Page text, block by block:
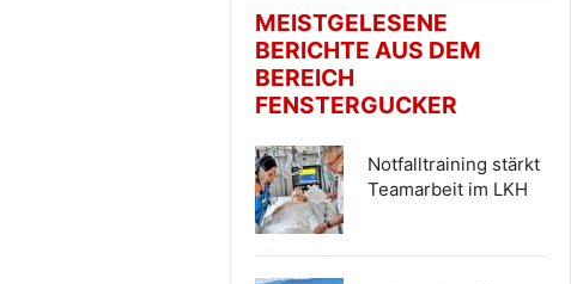
MEISTGELESENE
BERICHTE AUS DEM
BEREICH
FENSTERGUCKER
Notfalltraining stärkt
Teamarbeit im LKH